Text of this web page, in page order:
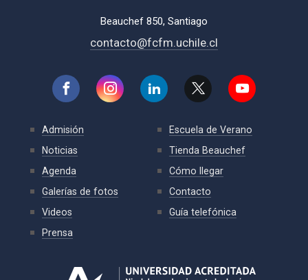
Beauchef 850, Santiago
contacto@fcfm.uchile.cl
Admisión
Noticias
Agenda
Galerías de fotos
Videos
Prensa
Escuela de Verano
Tienda Beauchef
Cómo llegar
Contacto
Guía telefónica